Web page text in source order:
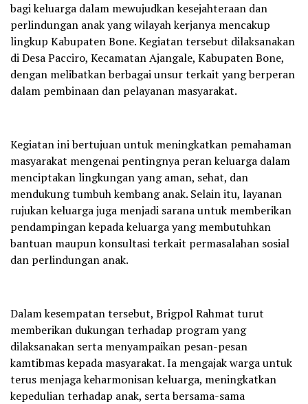
bagi keluarga dalam mewujudkan kesejahteraan dan
perlindungan anak yang wilayah kerjanya mencakup
lingkup Kabupaten Bone. Kegiatan tersebut dilaksanakan
di Desa Pacciro, Kecamatan Ajangale, Kabupaten Bone,
dengan melibatkan berbagai unsur terkait yang berperan
dalam pembinaan dan pelayanan masyarakat.
Kegiatan ini bertujuan untuk meningkatkan pemahaman
masyarakat mengenai pentingnya peran keluarga dalam
menciptakan lingkungan yang aman, sehat, dan
mendukung tumbuh kembang anak. Selain itu, layanan
rujukan keluarga juga menjadi sarana untuk memberikan
pendampingan kepada keluarga yang membutuhkan
bantuan maupun konsultasi terkait permasalahan sosial
dan perlindungan anak.
Dalam kesempatan tersebut, Brigpol Rahmat turut
memberikan dukungan terhadap program yang
dilaksanakan serta menyampaikan pesan-pesan
kamtibmas kepada masyarakat. Ia mengajak warga untuk
terus menjaga keharmonisan keluarga, meningkatkan
kepedulian terhadap anak, serta bersama-sama